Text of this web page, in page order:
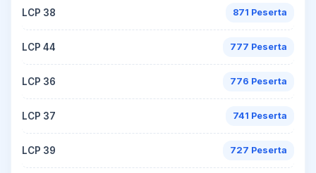
LCP 38 871 Peserta
LCP 44 777 Peserta
LCP 36 776 Peserta
LCP 37 741 Peserta
LCP 39 727 Peserta